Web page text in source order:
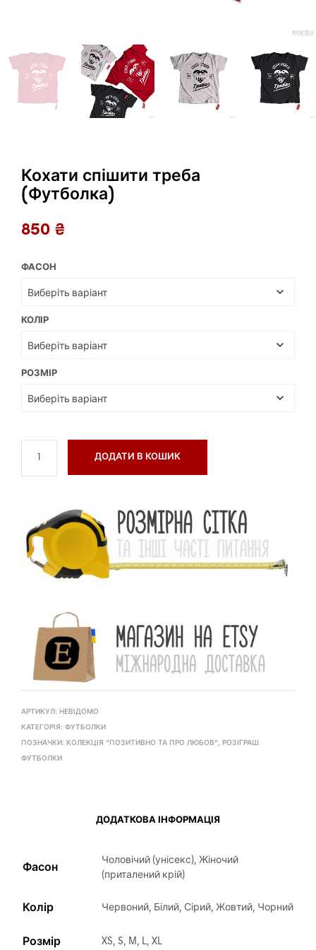
Кохати спішити треба
(Футболка)
850 ₴
ФАСОН
КОЛІР
РОЗМІР
ДОДАТИ В КОШИК
АРТИКУЛ: НЕВІДОМО
КАТЕГОРІЯ: ФУТБОЛКИ
ПОЗНАЧКИ: КОЛЕКЦІЯ "ПОЗИТИВНО ТА ПРО ЛЮБОВ", РОЗІГРАШ
ФУТБОЛКИ
ДОДАТКОВА ІНФОРМАЦІЯ
Фасон
Чоловічий (унісекс), Жіночий
(приталений крій)
Колір Червоний, Білий, Сірий, Жовтий, Чорний
Розмір XS, S, M, L, XL